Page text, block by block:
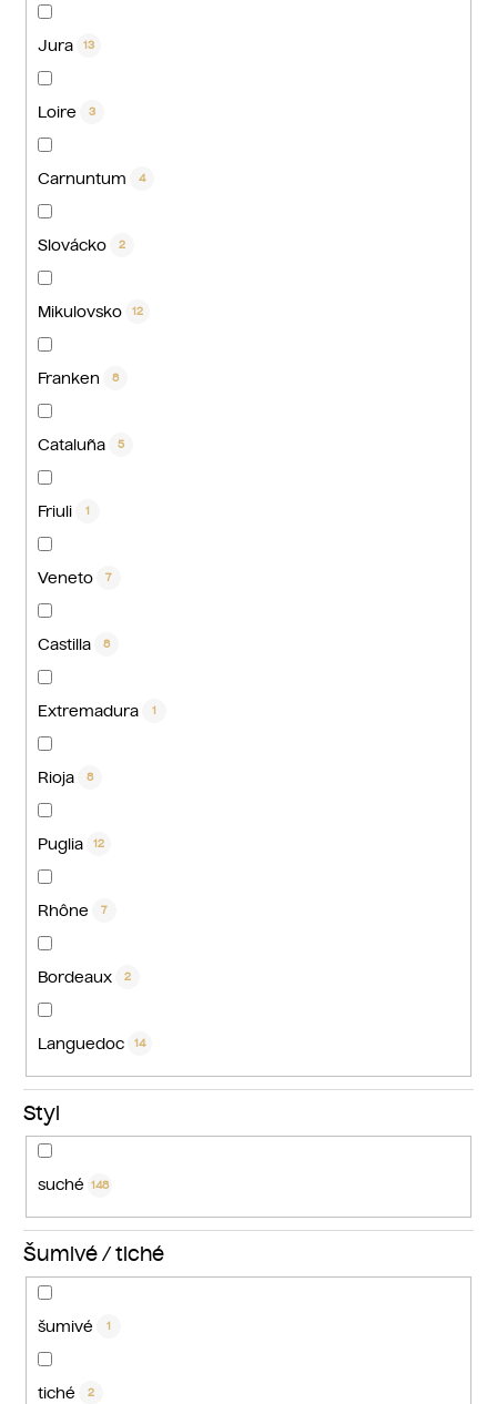
Jura 13
Loire 3
Carnuntum 4
Slovácko 2
Mikulovsko 12
Franken 8
Cataluña 5
Friuli 1
Veneto 7
Castilla 8
Extremadura 1
Rioja 8
Puglia 12
Rhône 7
Bordeaux 2
Languedoc 14
Styl
suché 148
Šumivé / tiché
šumivé 1
tiché 2